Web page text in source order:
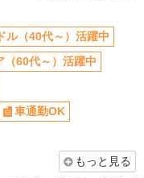
ル（40代～）活躍中
（60代～）活躍中
車通勤OK
もっと見る